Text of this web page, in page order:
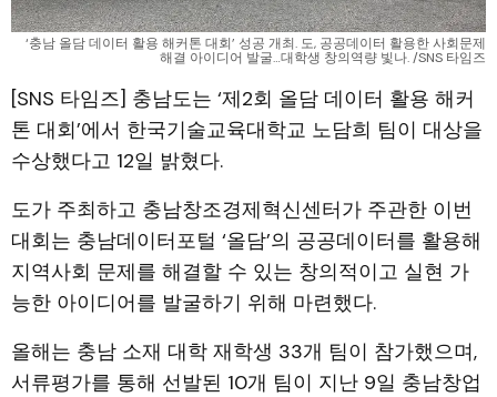
‘충남 올담 데이터 활용 해커톤 대회’ 성공 개최. 도, 공공데이터 활용한 사회문제
해결 아이디어 발굴…대학생 창의역량 빛나. /SNS 타임즈
[SNS 타임즈] 충남도는 ‘제2회 올담 데이터 활용 해커
톤 대회’에서 한국기술교육대학교 노담희 팀이 대상을
수상했다고 12일 밝혔다.
도가 주최하고 충남창조경제혁신센터가 주관한 이번
대회는 충남데이터포털 ‘올담’의 공공데이터를 활용해
지역사회 문제를 해결할 수 있는 창의적이고 실현 가
능한 아이디어를 발굴하기 위해 마련했다.
올해는 충남 소재 대학 재학생 33개 팀이 참가했으며,
서류평가를 통해 선발된 10개 팀이 지난 9일 충남창업